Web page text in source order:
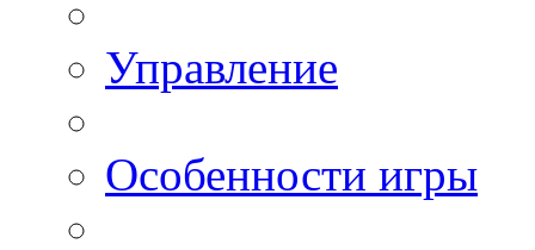
Управление
Особенности игры